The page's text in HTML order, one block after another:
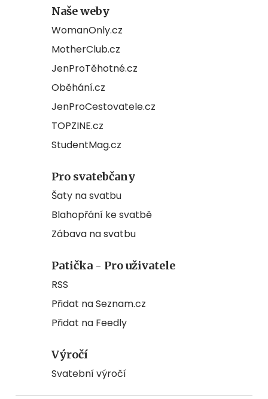
Naše weby
WomanOnly.cz
MotherClub.cz
JenProTěhotné.cz
Oběhání.cz
JenProCestovatele.cz
TOPZINE.cz
StudentMag.cz
Pro svatebčany
Šaty na svatbu
Blahopřání ke svatbě
Zábava na svatbu
Patička - Pro uživatele
RSS
Přidat na Seznam.cz
Přidat na Feedly
Výročí
Svatební výročí